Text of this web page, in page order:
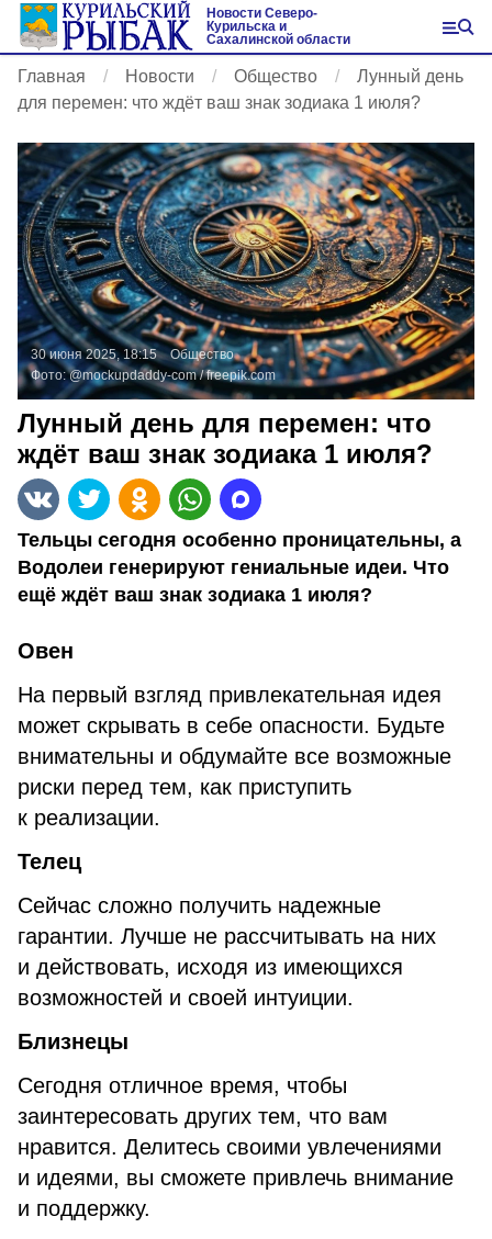
Новости Северо-
Курильска и
Сахалинской области
Главная Новости Общество
Лунный день
для перемен: что ждёт ваш знак зодиака 1 июля?
30 июня 2025, 18:15
Общество
Фото:@mockupdaddy-com /freepik.com
Лунный день для перемен: что
ждёт ваш знак зодиака 1 июля?
Тельцы сегодня особенно проницательны, а
Водолеи генерируют гениальные идеи. Что
ещё ждёт ваш знак зодиака 1 июля?
Овен
На первый взгляд привлекательная идея
может скрывать в себе опасности. Будьте
внимательны и обдумайте все возможные
риски перед тем, как приступить
к реализации.
Телец
Сейчас сложно получить надежные
гарантии. Лучше не рассчитывать на них
и действовать, исходя из имеющихся
возможностей и своей интуиции.
Близнецы
Сегодня отличное время, чтобы
заинтересовать других тем, что вам
нравится. Делитесь своими увлечениями
и идеями, вы сможете привлечь внимание
и поддержку.